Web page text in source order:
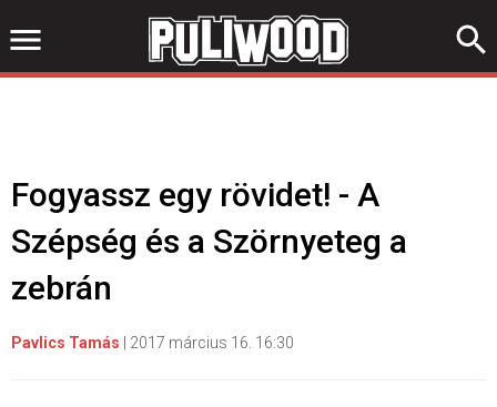
Fogyassz egy rövidet! - A
Szépség és a Szörnyeteg a
zebrán
Pavlics Tamás 2017 március 16. 16:30